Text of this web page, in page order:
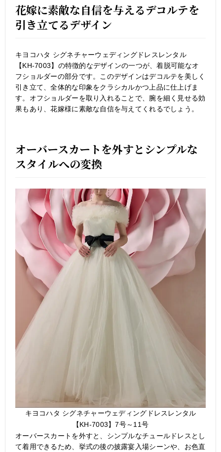
花嫁に素敵な自信を与えるデコルテを
引き立てるデザイン
キヨコハタ シグネチャーウェディングドレスレンタル
【KH-7003】の特徴的なデザインの一つが、着脱可能なオ
フショルダーの部分です。このデザインはデコルテを美しく
引き立て、全体的な印象をクラシカルかつ上品に仕上げま
す。オフショルダーを取り入れることで、腕を細く見せる効
果もあり、花嫁様に素敵な自信を与えてくれるでしょう。
オーバースカートを外すとシンプルな
スタイルへの変換
キヨコハタ シグネチャーウェディングドレスレンタル
【KH-7003】7号～11号
オーバースカートを外すと、シンプルなチュールドレスとし
て着用できるため、挙式の後の披露宴入場シーンや、お色直